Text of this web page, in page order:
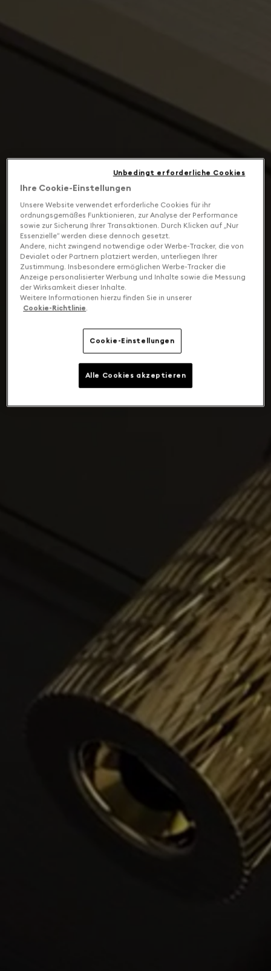
Ihre Cookie-Einstellungen
Unsere Website verwendet erforderliche Cookies für ihr
ordnungsgemäßes Funktionieren, zur Analyse der Performance
sowie zur Sicherung Ihrer Transaktionen. Durch Klicken auf „Nur
Essenzielle“ werden diese dennoch gesetzt.
Andere, nicht zwingend notwendige oder Werbe-Tracker, die von
Devialet oder Partnern platziert werden, unterliegen Ihrer
Zustimmung. Insbesondere ermöglichen Werbe-Tracker die
Anzeige personalisierter Werbung und Inhalte sowie die Messung
der Wirksamkeit dieser Inhalte.
Weitere Informationen hierzu finden Sie in unserer
Cookie-Richtlinie.
Cookie-Einstellungen
Unbedingt erforderliche Cookies
Alle Cookies akzeptieren